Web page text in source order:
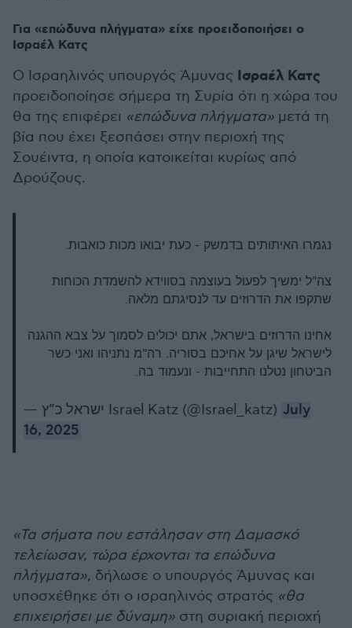
Για «επώδυνα πλήγματα» είχε προειδοποιήσει ο
Ισραέλ Κατς
O Ισραηλινός υπουργός Άμυνας Ισραέλ Κατς
προειδοποίησε σήμερα τη Συρία ότι η χώρα του
θα της επιφέρει «επώδυνα πλήγματα» μετά τη
βία που έχει ξεσπάσει στην περιοχή της
Σουέιντα, η οποία κατοικείται κυρίως από
Δρούζους.
נגמרו האיתותים בדמשק - כעת יבואו מכות כואבות.
צה"ל ימשיך לפעול בעוצמה בסווידא להשמדת הכוחות
שתקפו את הדרוזים עד לנסיגתם מלאה.
אחינו הדרוזים בישראל, אתם יכולים לסמוך על צבא ההגנה
לישראל שיגן על אחיכם בסוריה. רה"מ נתניהו ואני כשר
הביטחון נטלנו התחייבות - ונעמוד בה.
— ישראל כ”ץ Israel Katz (@Israel_katz) July
16, 2025
«Τα σήματα που εστάλησαν στη Δαμασκό
τελείωσαν, τώρα έρχονται τα επώδυνα
πλήγματα», δήλωσε ο υπουργός Άμυνας και
υποσχέθηκε ότι ο ισραηλινός στρατός «θα
επιχειρήσει με δύναμη» στη συριακή περιοχή